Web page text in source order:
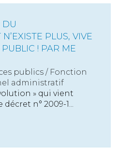
DU
PLUS, VIVE
! PAR ME
publics / Fonction
administratif
» qui vient
n° 2009-1...